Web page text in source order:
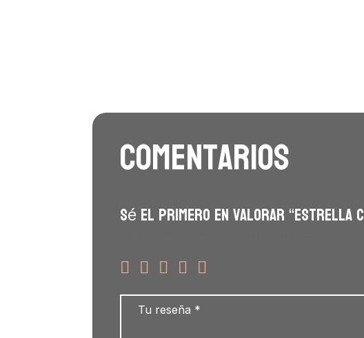
Comentarios
Sé el primero en valorar “ESTRELLA